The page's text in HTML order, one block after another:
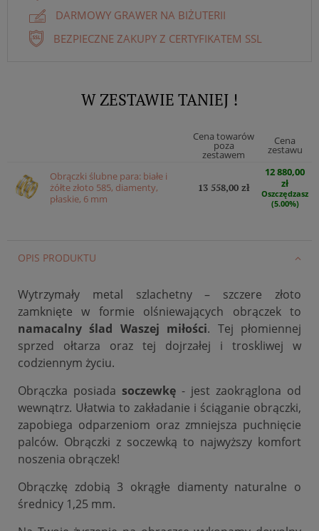
DARMOWY GRAWER NA BIŻUTERII
BEZPIECZNE ZAKUPY Z CERTYFIKATEM SSL
W ZESTAWIE TANIEJ !
Cena towarów
poza
zestawem
Cena
zestawu
Obrączki ślubne para: białe i
żółte złoto 585, diamenty,
płaskie, 6 mm
13 558,00 zł
12 880,00
zł
Oszczędzasz
(5.00%)
OPIS PRODUKTU
Wytrzymały metal szlachetny – szczere złoto
zamknięte w formie olśniewających obrączek to
namacalny ślad Waszej miłości. Tej płomiennej
sprzed ołtarza oraz tej dojrzałej i troskliwej w
codziennym życiu.
Obrączka posiada soczewkę - jest zaokrąglona od
wewnątrz. Ułatwia to zakładanie i ściąganie obrączki,
zapobiega odparzeniom oraz zmniejsza puchnięcie
palców. Obrączki z soczewką to najwyższy komfort
noszenia obrączek!
Obrączkę zdobią 3 okrągłe diamenty naturalne o
średnicy 1,25 mm.